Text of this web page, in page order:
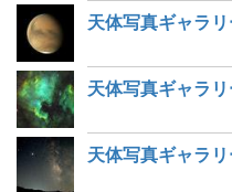
天体写真ギャラ
天体写真ギャラ